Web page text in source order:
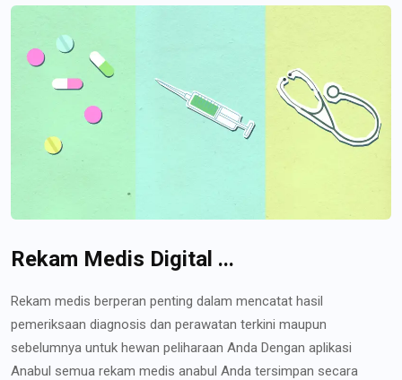
Rekam Medis Digital ...
Rekam medis berperan penting dalam mencatat hasil
pemeriksaan diagnosis dan perawatan terkini maupun
sebelumnya untuk hewan peliharaan Anda Dengan aplikasi
Anabul semua rekam medis anabul Anda tersimpan secara